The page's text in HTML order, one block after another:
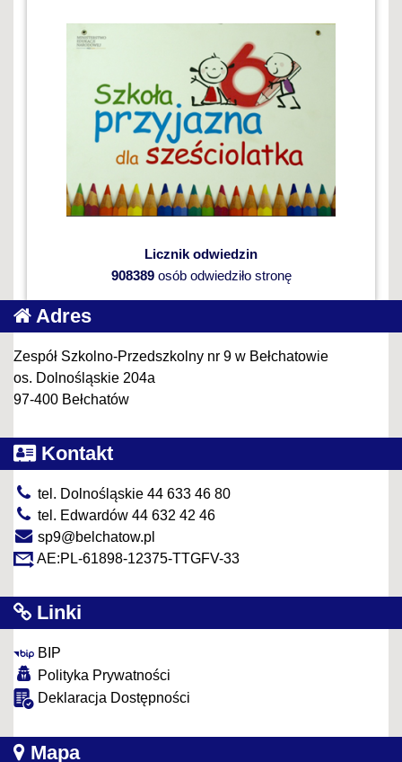
Licznik odwiedzin
908389osób odwiedziło stronę
Adres
Zespół Szkolno-Przedszkolny nr 9 w Bełchatowie
os. Dolnośląskie 204a
97-400 Bełchatów
Kontakt
tel. Dolnośląskie 44 633 46 80
tel. Edwardów 44 632 42 46
sp9@belchatow.pl
AE:PL-61898-12375-TTGFV-33
Linki
BIP
Polityka Prywatności
Deklaracja Dostępności
Mapa